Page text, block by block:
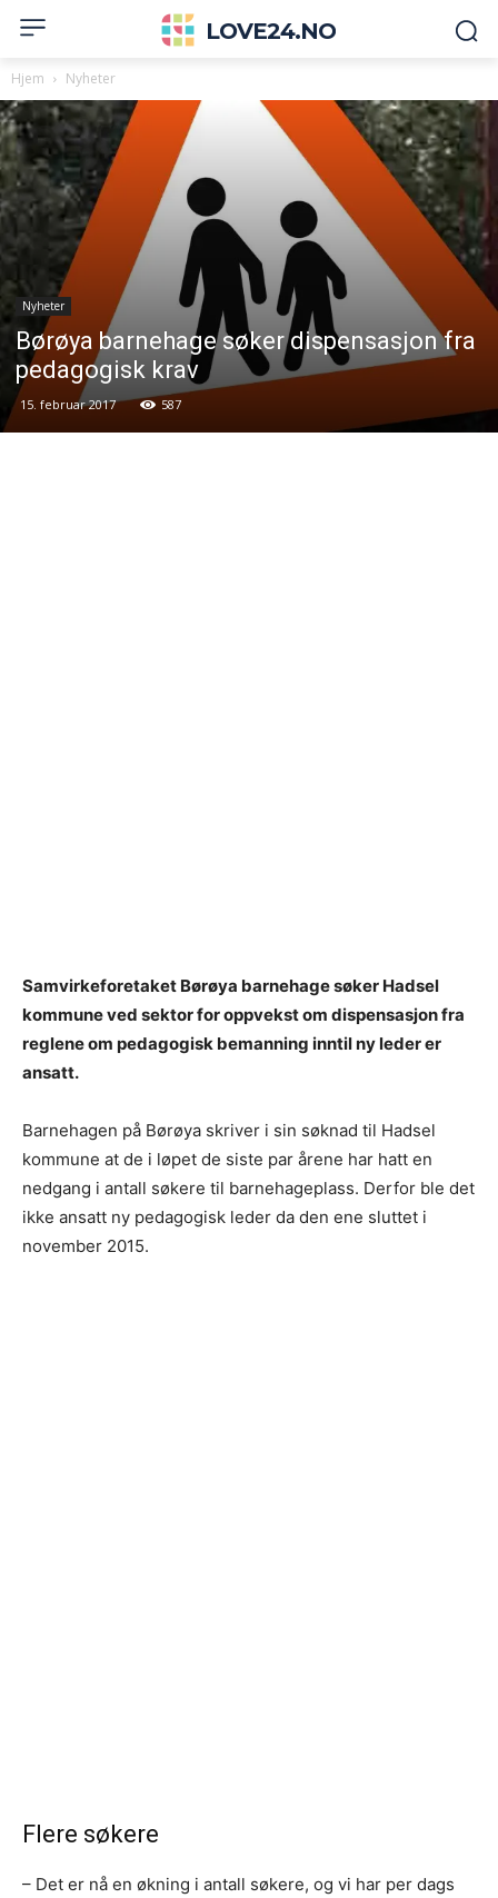
LOVE24.NO
Hjem Nyheter
Nyheter
Børøya barnehage søker dispensasjon fra
pedagogisk krav
15. februar 2017 587
Samvirkeforetaket Børøya barnehage søker Hadsel
kommune ved sektor for oppvekst om dispensasjon fra
reglene om pedagogisk bemanning inntil ny leder er
ansatt.
Barnehagen på Børøya skriver i sin søknad til Hadsel
kommune at de i løpet de siste par årene har hatt en
nedgang i antall søkere til barnehageplass. Derfor ble det
ikke ansatt ny pedagogisk leder da den ene sluttet i
november 2015.
Flere søkere
– Det er nå en økning i antall søkere, og vi har per dags